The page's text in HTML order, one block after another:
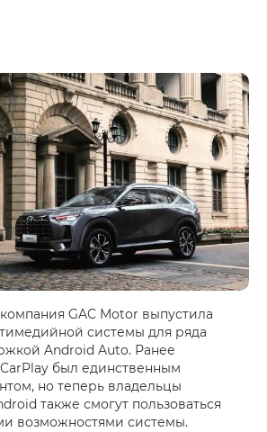
GAC Motor выпустила
системы для ряда
Android Auto. Ранее
был единственным
но теперь владельцы
также смогут пользоваться
возможностями системы.